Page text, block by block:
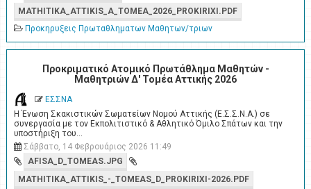
MATHITIKA_ATTIKIS_A_TOMEA_2026_PROKIRIXI.PDF
Προκηρυξεις Πρωταθληματων Μαθητων/τριων
Προκριματικό Ατομικό Πρωτάθλημα Μαθητών -
Μαθητριών Δ' Τομέα Αττικής 2026
ΕΣΣΝΑ
Η Ένωση Σκακιστικών Σωματείων Νομού Αττικής (Ε.Σ.Σ.Ν.Α.) σε
συνεργασία με τον Εκπολιτιστικό & Αθλητικό Όμιλο Σπάτων και την
υποστήριξη του…
Σάββατο, 14 Φεβρουάριος 2026 11:49
AFISA_D_TOMEAS.JPG
MATHITIKA_ATTIKIS_-_TOMEAS_D_PROKIRIXI-2026.PDF